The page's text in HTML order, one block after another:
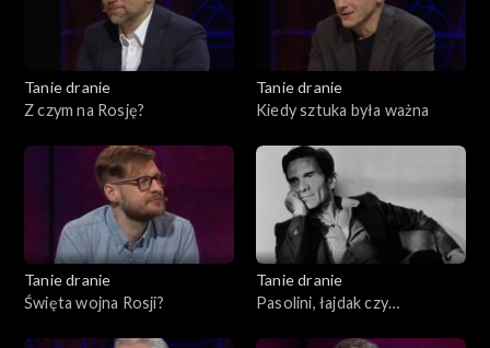
Tanie dranie
Z czym na Rosję?
Tanie dranie
Kiedy sztuka była ważna
Tanie dranie
Święta wojna Rosji?
Tanie dranie
Pasolini, łajdak czy